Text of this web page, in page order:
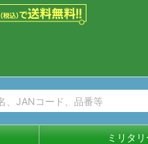
ミリタリ